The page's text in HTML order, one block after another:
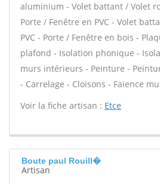
aluminium - Volet battant / Volet
Porte / Fenêtre en PVC - Volet
PVC - Porte / Fenêtre en bois -
plafond - Isolation phonique -
murs intérieurs - Peinture -
- Carrelage - Cloisons - Faïence
Voir la fiche artisan : Etce
Boute paul Rouill�
Artisan